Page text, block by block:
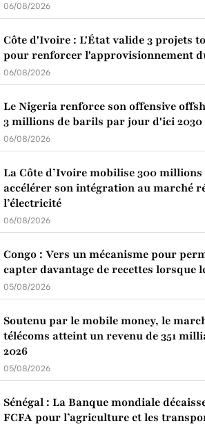
06/08/2026
Côte d'Ivoire : L'État valide 3 projets
pour renforcer l'approvisionnement
06/08/2026
Le Nigeria renforce son offensive
3 millions de barils par jour d'ici 2030
06/08/2026
La Côte d’Ivoire mobilise 300 millions
accélérer son intégration au marché
l’électricité
06/08/2026
Congo : Vers un mécanisme pour
capter davantage de recettes lorsque
05/08/2026
Soutenu par le mobile money, le
télécoms atteint un revenu de 351
2026
05/08/2026
Sénégal : La Banque mondiale
FCFA pour l’agriculture et les